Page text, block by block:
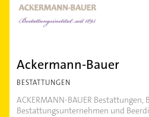
Ackermann-Bauer
BESTATTUNGEN
ACKERMANN-BAUER Bestattungen,
Bestattungsunternehmen und